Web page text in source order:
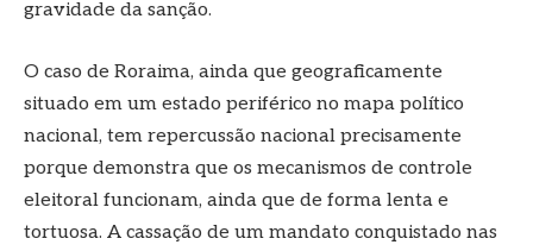
gravidade da sanção.
O caso de Roraima, ainda que geograficamente
situado em um estado periférico no mapa político
nacional, tem repercussão nacional precisamente
porque demonstra que os mecanismos de controle
eleitoral funcionam, ainda que de forma lenta e
tortuosa. A cassação de um mandato conquistado nas